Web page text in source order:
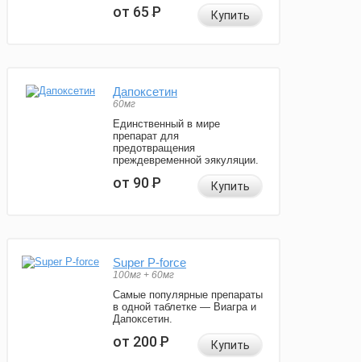
от 65Р Купить
Дапоксетин
60мг
Единственный в мире
препарат для
предотвращения
преждевременной эякуляции.
от 90Р Купить
Super P-force
100мг + 60мг
Самые популярные препараты
в одной таблетке — Виагра и
Дапоксетин.
от 200Р Купить